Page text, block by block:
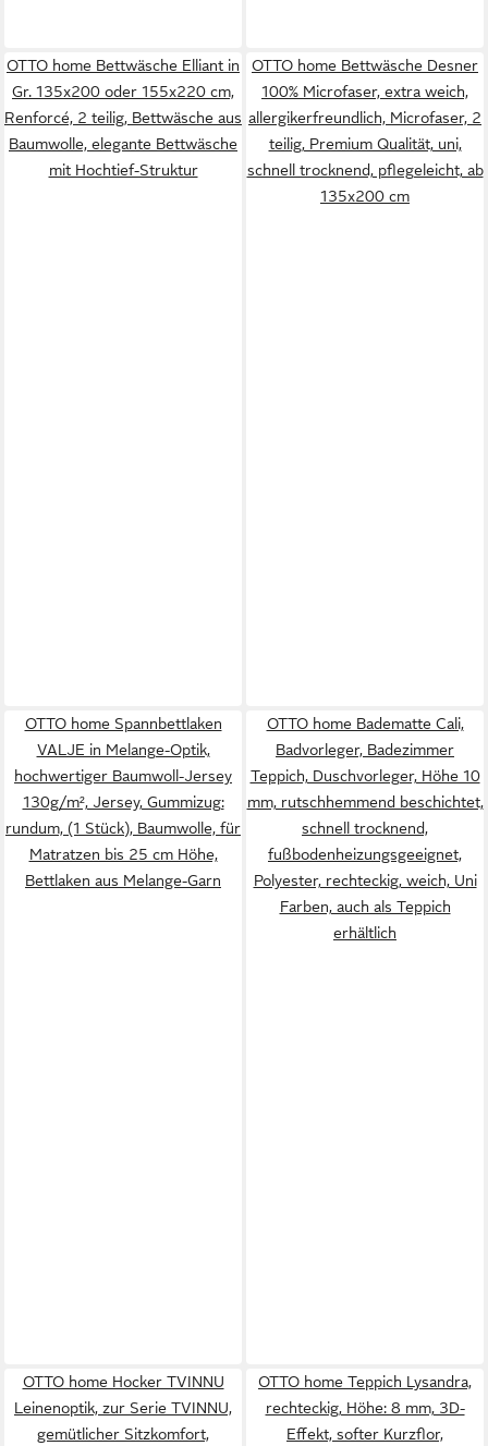
OTTO home Bettwäsche Elliant in
Gr. 135x200 oder 155x220 cm,
Renforcé, 2 teilig, Bettwäsche aus
Baumwolle, elegante Bettwäsche
mit Hochtief-Struktur
OTTO home Bettwäsche Desner
100% Microfaser, extra weich,
allergikerfreundlich, Microfaser, 2
teilig, Premium Qualität, uni,
schnell trocknend, pflegeleicht, ab
135x200 cm
OTTO home Spannbettlaken
VALJE in Melange-Optik,
hochwertiger Baumwoll-Jersey
130g/m², Jersey, Gummizug:
rundum, (1 Stück), Baumwolle, für
Matratzen bis 25 cm Höhe,
Bettlaken aus Melange-Garn
OTTO home Badematte Cali,
Badvorleger, Badezimmer
Teppich, Duschvorleger, Höhe 10
mm, rutschhemmend beschichtet,
schnell trocknend,
fußbodenheizungsgeeignet,
Polyester, rechteckig, weich, Uni
Farben, auch als Teppich
erhältlich
OTTO home Hocker TVINNU
Leinenoptik, zur Serie TVINNU,
gemütlicher Sitzkomfort,
OTTO home Teppich Lysandra,
rechteckig, Höhe: 8 mm, 3D-
Effekt, softer Kurzflor,